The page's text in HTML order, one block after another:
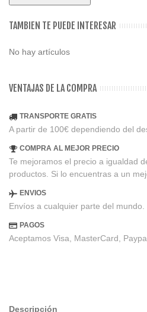
TAMBIEN TE PUEDE INTERESAR
No hay artículos
VENTAJAS DE LA COMPRA
TRANSPORTE GRATIS
A partir de 100€ dependiendo del
COMPRA AL MEJOR PRECIO
Te mejoramos el precio a igualdad
productos. Si lo encuentras a un
ENVIOS
Envíos a cualquier parte del mundo.
PAGOS
Aceptamos Visa, MasterCard,
Descripción